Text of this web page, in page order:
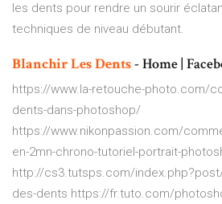
les dents pour rendre un sourir
techniques de niveau débutant.
BlanchirLesDents- Home |
https://www.la-retouche-photo.com/
dents-dans-photoshop/
https://www.nikonpassion.com/
en-2mn-chrono-tutoriel-portrait-
http://cs3.tutsps.com/
des-dents https://fr.tuto.com/